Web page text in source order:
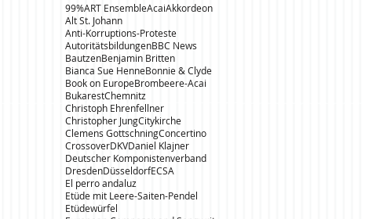
99%ART EnsembleAcaiAkkordeon
Alt St. Johann
Anti-Korruptions-Proteste
AutoritätsbildungenBBC News
BautzenBenjamin Britten
Bianca Sue HenneBonnie & Clyde
Book on EuropeBrombeere-Acai
BukarestChemnitz
Christoph Ehrenfellner
Christopher JungCitykirche
Clemens GottschningConcertino
CrossoverDKVDaniel Klajner
Deutscher Komponistenverband
DresdenDüsseldorfECSA
El perro andaluz
Etüde mit Leere-Saiten-Pendel
Etüdewürfel